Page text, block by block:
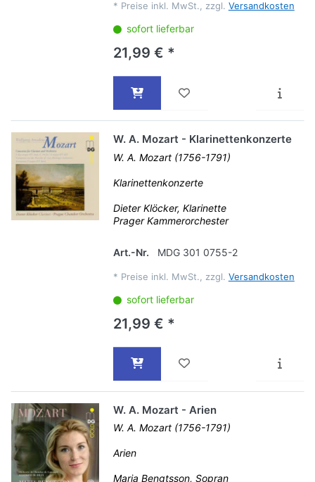
* Preise inkl. MwSt., zzgl. Versandkosten
sofort lieferbar
21,99 € *
W. A. Mozart - Klarinettenkonzerte
W. A. Mozart (1756-1791)
Klarinettenkonzerte
Dieter Klöcker, Klarinette
Prager Kammerorchester
Art.-Nr. MDG 301 0755-2
* Preise inkl. MwSt., zzgl. Versandkosten
sofort lieferbar
21,99 € *
W. A. Mozart - Arien
W. A. Mozart (1756-1791)
Arien
Maria Bengtsson, Sopran